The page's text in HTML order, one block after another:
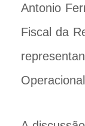
Antonio
Fiscal da